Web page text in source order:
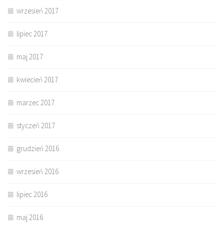
wrzesień 2017
lipiec 2017
maj 2017
kwiecień 2017
marzec 2017
styczeń 2017
grudzień 2016
wrzesień 2016
lipiec 2016
maj 2016